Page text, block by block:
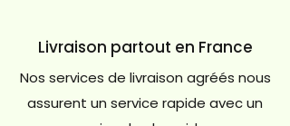
Livraison partout en France
Nos services de livraison agréés nous
assurent un service rapide avec un